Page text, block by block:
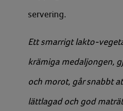
servering.
Ett smarrigt lakto-
krämiga medaljongen,
och morot, går snabbt
lättlagad och god